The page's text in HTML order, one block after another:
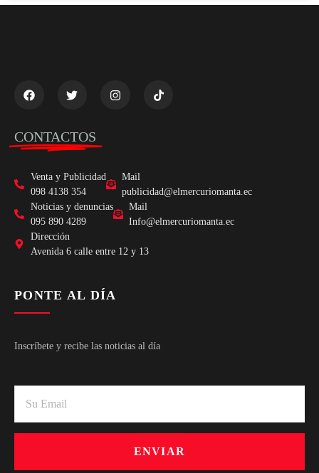
CONTACTOS
Venta y Publicidad
098 4138 354
Mail
publicidad@elmercuriomanta.ec
Noticias y denuncias
095 890 4289
Mail
Info@elmercuriomanta.ec
Dirección
Avenida 6 calle entre 12 y 13
PONTE AL DÍA
Inscríbete y recibe las noticias al día
ENVIAR